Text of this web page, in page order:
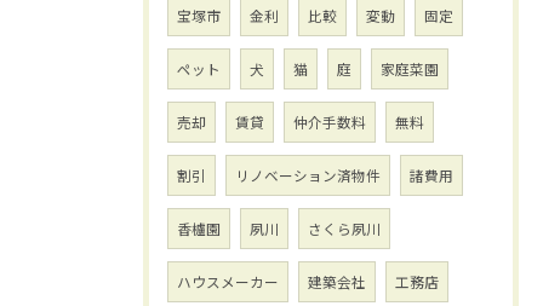
宝塚市 金利 比較 変動 固定
ペット 犬 猫 庭 家庭菜園
売却 賃貸 仲介手数料 無料
割引 リノベーション済物件 諸費用
香櫨園 夙川 さくら夙川
ハウスメーカー 建築会社 工務店